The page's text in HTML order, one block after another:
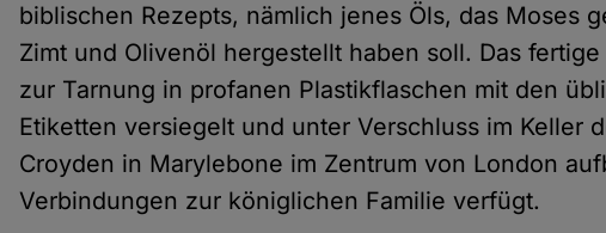
biblischen Rezepts, nämlich jenes Öls, das Moses
Zimt und Olivenöl hergestellt haben soll. Das
zur Tarnung in profanen Plastikflaschen mit den
Etiketten versiegelt und unter Verschluss im Keller
Croyden in Marylebone im Zentrum von London
Verbindungen zur königlichen Familie verfügt.